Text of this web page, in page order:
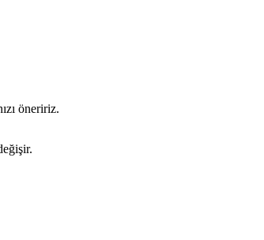
öneririz.